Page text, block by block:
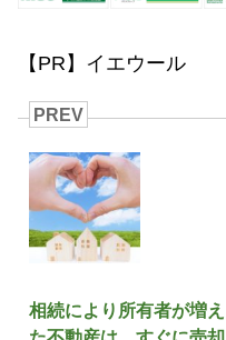
【PR】イエウール
PREV
相続により所有者が増え